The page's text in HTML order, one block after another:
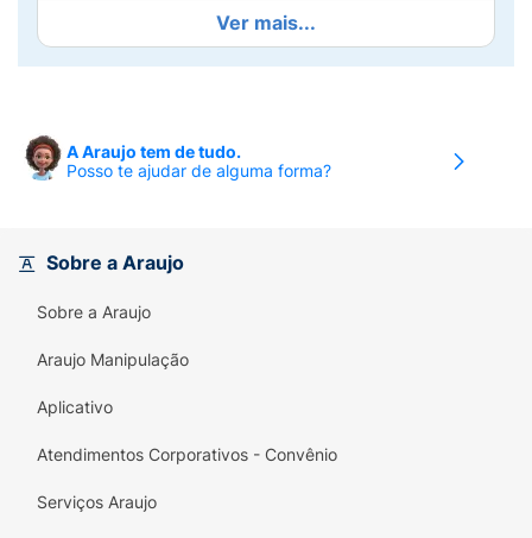
Ver mais...
A Araujo tem de tudo.
Posso te ajudar de alguma forma?
Sobre a Araujo
Sobre a Araujo
Araujo Manipulação
Aplicativo
Atendimentos Corporativos - Convênio
Serviços Araujo